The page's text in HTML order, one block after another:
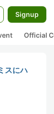
Signup
Official
スにハ